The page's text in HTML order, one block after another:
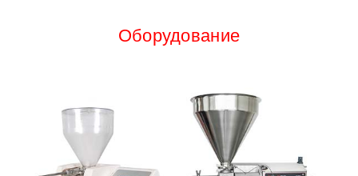
Оборудование